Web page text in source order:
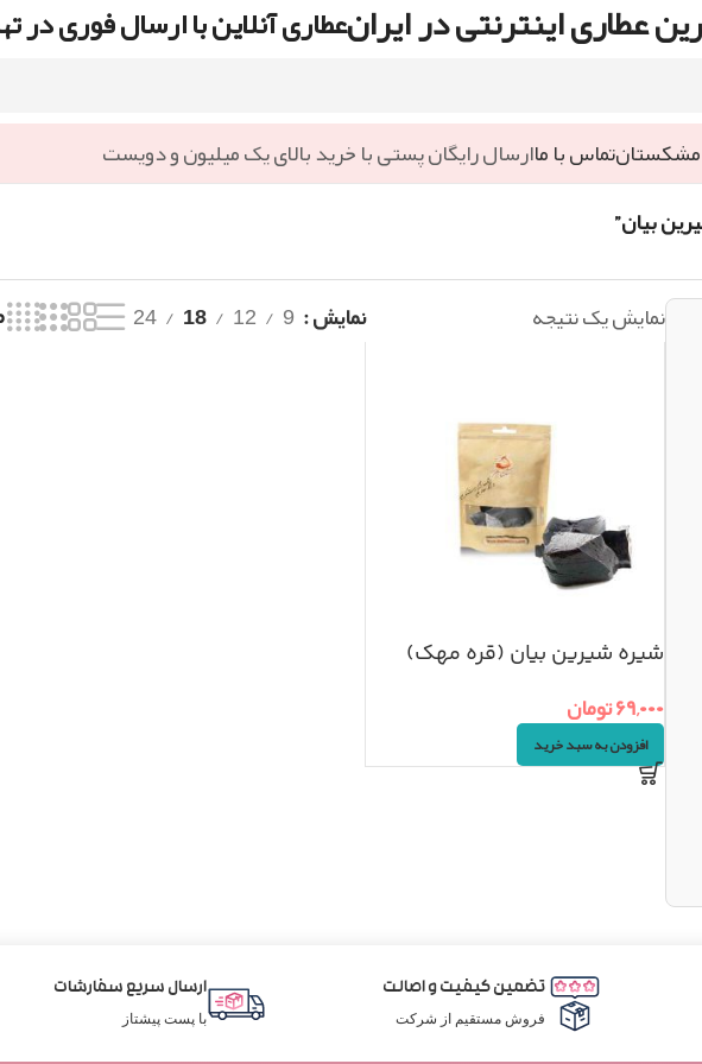
عطاری اینترنتی در ایرانعطاری آنلاین با ارسال فوری در
مشکستانتماس با ماارسال رایگان پستی با خرید بالای یک میلیون و دویست
بیان”
نمایش یک نتیجه نمایش 9
12
18
24
شیره شیرین بیان (قره مهک)
۶۹,۰۰۰تومان
افزودن به سبد خرید
تضمین کیفیت و اصالت
فروش مستقیم از شرکت
ارسال سریع سفارشات
با پست پیشتاز